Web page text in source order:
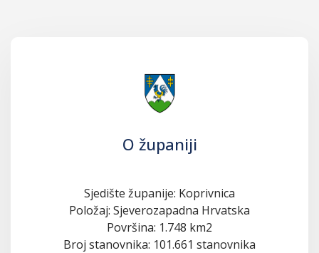
O županiji
Sjedište županije: Koprivnica
Položaj: Sjeverozapadna Hrvatska
Površina: 1.748 km2
Broj stanovnika: 101.661 stanovnika